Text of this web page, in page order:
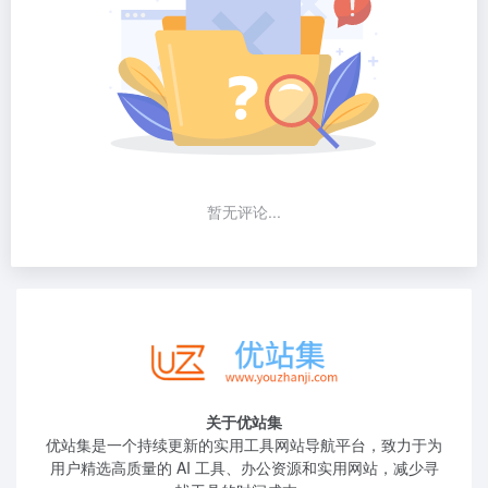
暂无评论...
关于优站集
优站集是一个持续更新的实用工具网站导航平台，致力于为
用户精选高质量的 AI 工具、办公资源和实用网站，减少寻